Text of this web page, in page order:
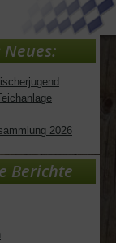
Neues:
2026
Berichte